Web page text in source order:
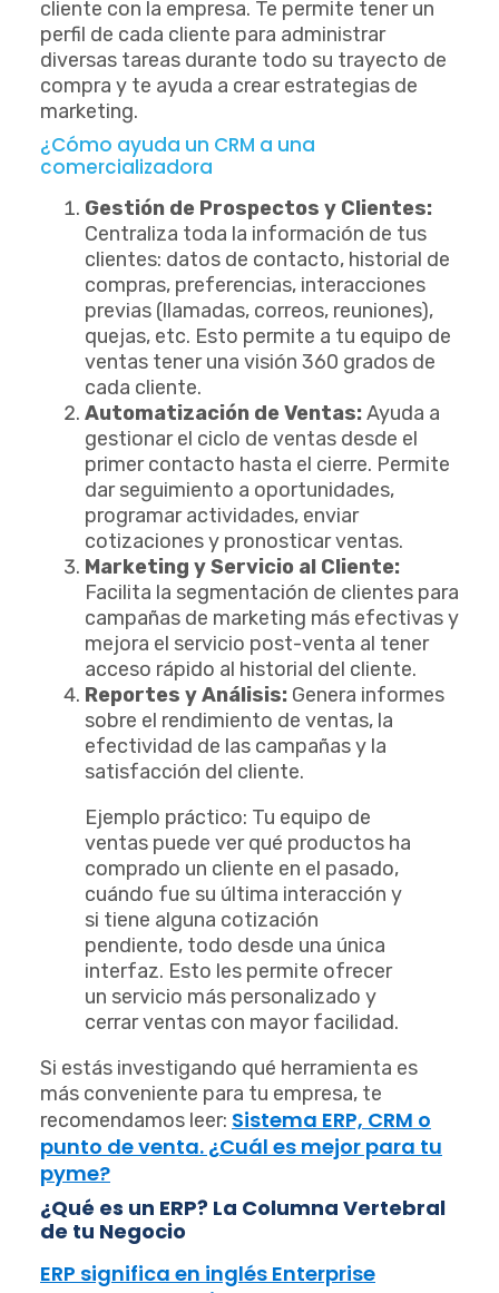
cliente con la empresa. Te permite tener un
perfil de cada cliente para administrar
diversas tareas durante todo su trayecto de
compra y te ayuda a crear estrategias de
marketing.
¿Cómo ayuda un CRM a una
comercializadora
Gestión de Prospectos y Clientes:
Centraliza toda la información de tus
clientes: datos de contacto, historial de
compras, preferencias, interacciones
previas (llamadas, correos, reuniones),
quejas, etc. Esto permite a tu equipo de
ventas tener una visión 360 grados de
cada cliente.
Automatización de Ventas:Ayuda a
gestionar el ciclo de ventas desde el
primer contacto hasta el cierre. Permite
dar seguimiento a oportunidades,
programar actividades, enviar
cotizaciones y pronosticar ventas.
Marketing y Servicio al Cliente:
Facilita la segmentación de clientes para
campañas de marketing más efectivas y
mejora el servicio post-venta al tener
acceso rápido al historial del cliente.
Reportes y Análisis: Genera informes
sobre el rendimiento de ventas, la
efectividad de las campañas y la
satisfacción del cliente.
Ejemplo práctico: Tu equipo de
ventas puede ver qué productos ha
comprado un cliente en el pasado,
cuándo fue su última interacción y
si tiene alguna cotización
pendiente, todo desde una única
interfaz. Esto les permite ofrecer
un servicio más personalizado y
cerrar ventas con mayor facilidad.
Si estás investigando qué herramienta es
más conveniente para tu empresa, te
recomendamos leer: Sistema ERP, CRM o
punto de venta. ¿Cuál es mejor para tu
pyme?
¿Qué es un ERP? La Columna Vertebral
de tu Negocio
ERP significa en inglés Enterprise